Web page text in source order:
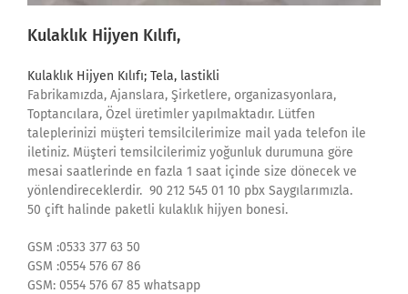
Kulaklık Hijyen Kılıfı,
Kulaklık Hijyen Kılıfı; Tela, lastikli
Fabrikamızda, Ajanslara, Şirketlere, organizasyonlara,
Toptancılara, Özel üretimler yapılmaktadır. Lütfen
taleplerinizi müşteri temsilcilerimize mail yada telefon ile
iletiniz. Müşteri temsilcilerimiz yoğunluk durumuna göre
mesai saatlerinde en fazla 1 saat içinde size dönecek ve
yönlendireceklerdir. 90 212 545 01 10 pbx Saygılarımızla.
50 çift halinde paketli kulaklık hijyen bonesi.
GSM :0533 377 63 50
GSM :0554 576 67 86
GSM: 0554 576 67 85 whatsapp